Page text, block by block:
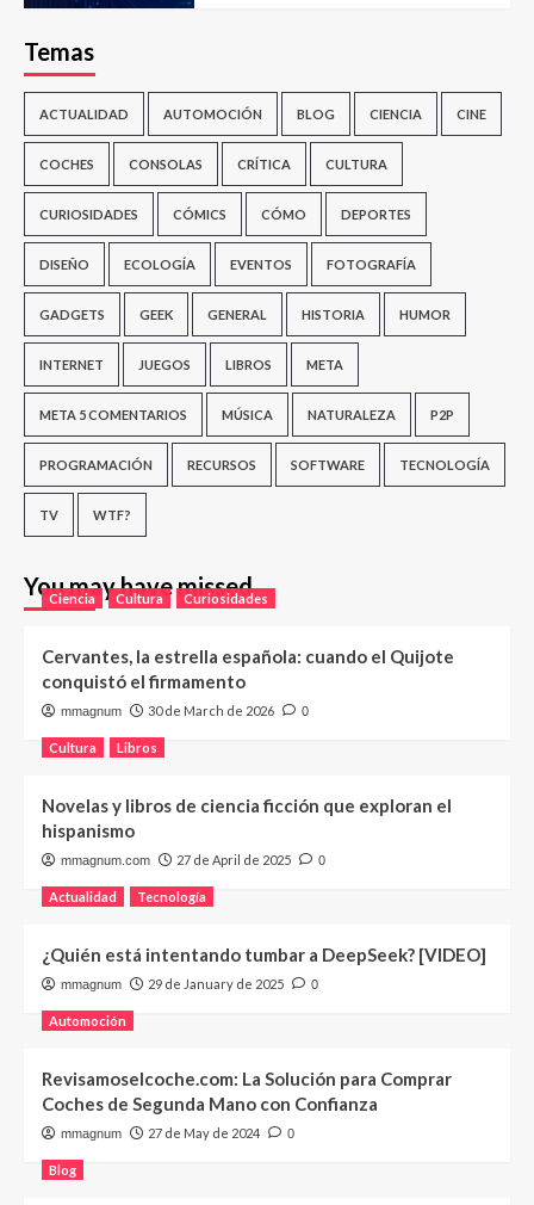
Temas
ACTUALIDAD AUTOMOCIÓN BLOG CIENCIA CINE
COCHES CONSOLAS CRÍTICA CULTURA
CURIOSIDADES CÓMICS CÓMO DEPORTES
DISEÑO ECOLOGÍA EVENTOS FOTOGRAFÍA
GADGETS GEEK GENERAL HISTORIA HUMOR
INTERNET JUEGOS LIBROS META
META 5 COMENTARIOS MÚSICA NATURALEZA P2P
PROGRAMACIÓN RECURSOS SOFTWARE TECNOLOGÍA
TV WTF?
You may have missed
Ciencia Cultura Curiosidades
Cervantes, la estrella española: cuando el Quijote
conquistó el firmamento
mmagnum 30 de March de 2026 0
Cultura Libros
Novelas y libros de ciencia ficción que exploran el
hispanismo
mmagnum.com 27 de April de 2025 0
Actualidad Tecnología
¿Quién está intentando tumbar a DeepSeek? [VIDEO]
mmagnum 29 de January de 2025 0
Automoción
Revisamoselcoche.com: La Solución para Comprar
Coches de Segunda Mano con Confianza
mmagnum 27 de May de 2024 0
Blog